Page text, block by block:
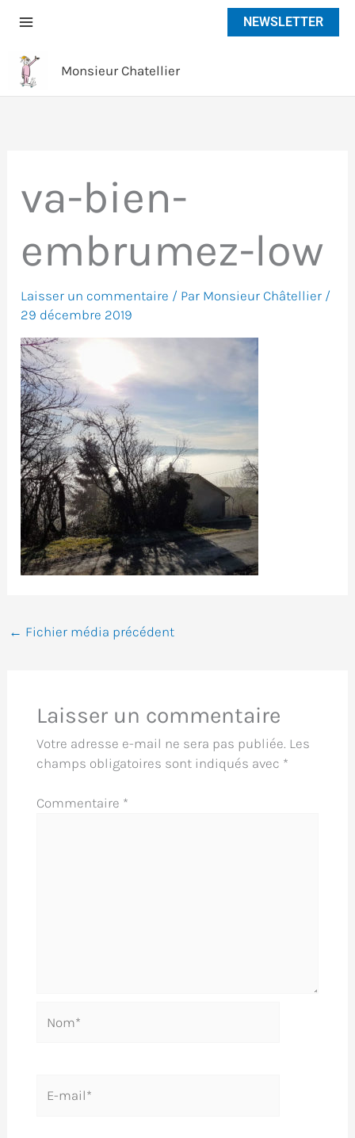
NEWSLETTER
Monsieur Chatellier
va-bien-
embrumez-low
Laisser un commentaire / Par Monsieur Châtellier /
29 décembre 2019
← Fichier média précédent
Laisser un commentaire
Votre adresse e-mail ne sera pas publiée. Les
champs obligatoires sont indiqués avec *
Commentaire *
mail*